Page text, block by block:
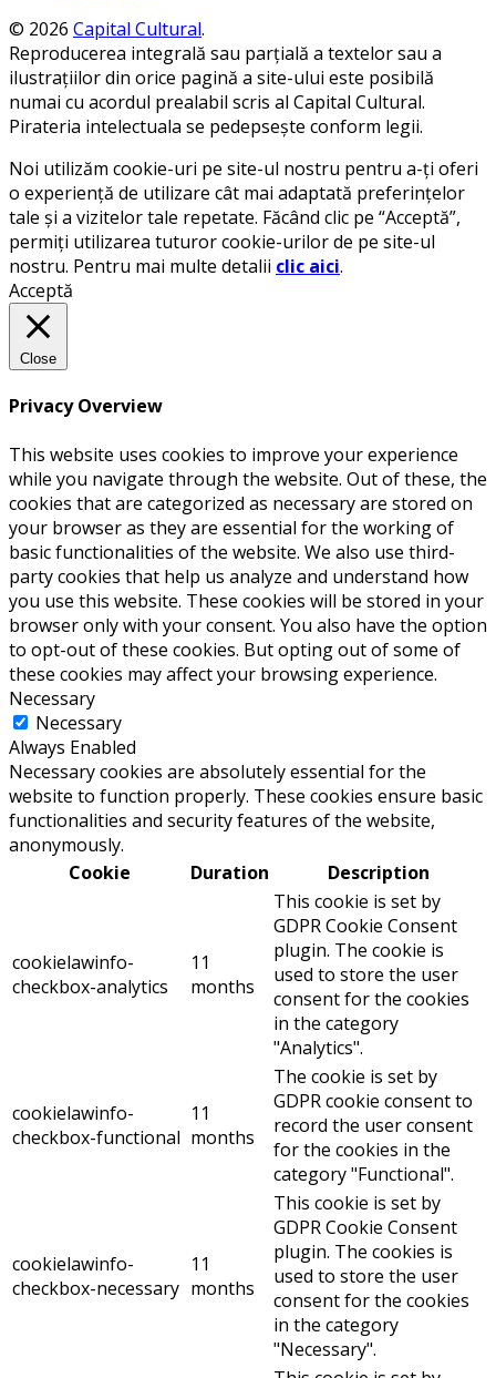
© 2026 Capital Cultural.
Reproducerea integrală sau parțială a textelor sau a
ilustrațiilor din orice pagină a site-ului este posibilă
numai cu acordul prealabil scris al Capital Cultural.
Pirateria intelectuala se pedepsește conform legii.
Noi utilizăm cookie-uri pe site-ul nostru pentru a-ți oferi
o experiență de utilizare cât mai adaptată preferințelor
tale și a vizitelor tale repetate. Făcând clic pe “Acceptă”,
permiți utilizarea tuturor cookie-urilor de pe site-ul
nostru. Pentru mai multe detalii clic aici.
Acceptă
Close
Privacy Overview
This website uses cookies to improve your experience
while you navigate through the website. Out of these, the
cookies that are categorized as necessary are stored on
your browser as they are essential for the working of
basic functionalities of the website. We also use third-
party cookies that help us analyze and understand how
you use this website. These cookies will be stored in your
browser only with your consent. You also have the option
to opt-out of these cookies. But opting out of some of
these cookies may affect your browsing experience.
Necessary
Necessary
Always Enabled
Necessary cookies are absolutely essential for the
website to function properly. These cookies ensure basic
functionalities and security features of the website,
anonymously.
Cookie
Duration Description
cookielawinfo-
checkbox-analytics
11
months
This cookie is set by
GDPR Cookie Consent
plugin. The cookie is
used to store the user
consent for the cookies
in the category
"Analytics".
cookielawinfo-
checkbox-functional
11
months
The cookie is set by
GDPR cookie consent to
record the user consent
for the cookies in the
category "Functional".
cookielawinfo-
checkbox-necessary
11
months
This cookie is set by
GDPR Cookie Consent
plugin. The cookies is
used to store the user
consent for the cookies
in the category
"Necessary".